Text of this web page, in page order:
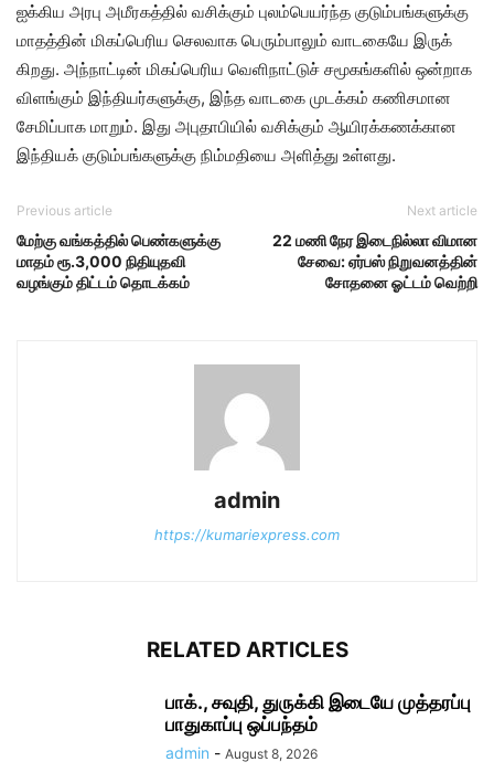
ஐக்​கிய அரபு அமீரகத்​தில் வசிக்​கும் புலம்​பெயர்ந்த குடும்பங்களுக்கு
மாதத்​தின் மிகப்​பெரிய செல​வாக பெரும்பாலும் வாடகையே இருக்​
கிறது. அந்​நாட்​டின் மிகப்​பெரிய வெளி​நாட்​டுச் சமூகங்​களில் ஒன்​றாக
விளங்​கும் இந்தியர்களுக்கு, இந்த வாடகை முடக்​கம் கணிச​மான
சேமிப்பாக மாறும். இது அபு​தாபி​யில் வசிக்​கும் ஆயிரக்கணக்கான
இந்​தி​யக்​ குடும்​பங்​களுக்​கு நிம்​ம​தி​யை அளித்​து உள்​ளது.
Previous article
மேற்கு வங்கத்தில் பெண்களுக்கு
மாதம் ரூ.3,000 நிதியுதவி
வழங்கும் திட்டம் தொடக்கம்
Next article
22 மணி நேர இடைநில்லா விமான
சேவை: ஏர்பஸ் நிறுவனத்தின்
சோதனை ஓட்டம் வெற்றி
admin
https://kumariexpress.com
RELATED ARTICLES
பாக்., சவுதி, துருக்கி இடையே முத்தரப்பு
பாதுகாப்பு ஒப்பந்தம்
admin - August 8, 2026